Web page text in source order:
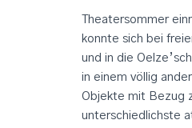
Theatersommer
konnte sich bei
und in die
in einem völlig
Objekte mit Bezug
unterschiedlichste